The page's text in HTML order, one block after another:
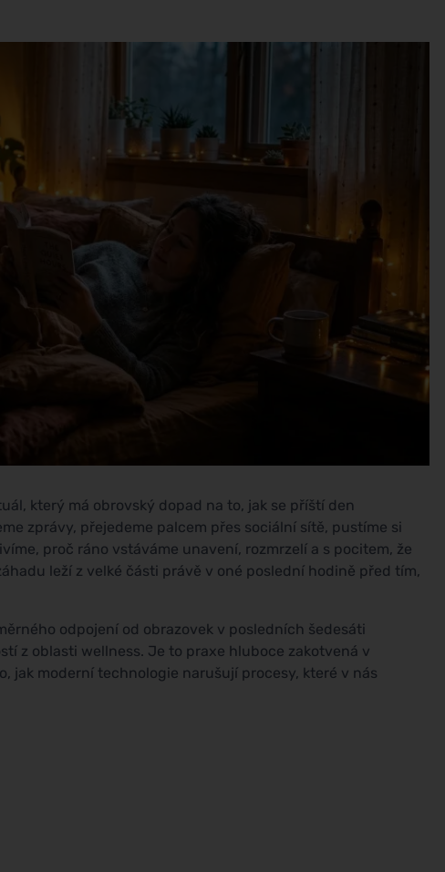
který má obrovský dopad na to, jak se příští den
zprávy, přejedeme palcem přes sociální sítě, pustíme si
proč ráno vstáváme unavení, rozmrzelí a s pocitem, že
leží z velké části právě v oné poslední hodině před tím,
odpojení od obrazovek v posledních šedesáti
z oblasti wellness. Je to praxe hluboce zakotvená v
jak moderní technologie narušují procesy, které v nás